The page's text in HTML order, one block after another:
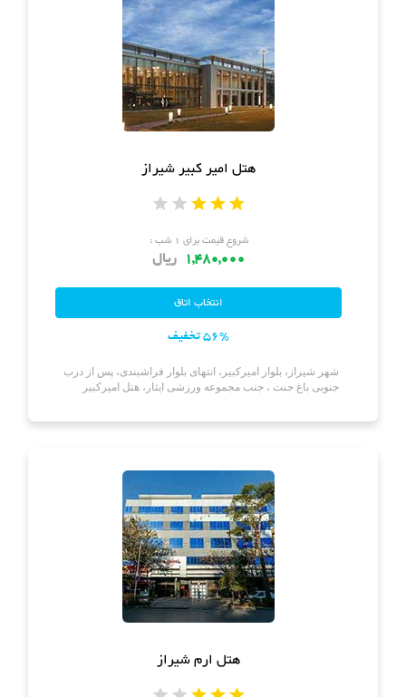
هتل امیر کبیر شیراز
شروع قیمت برای ۱ شب :
1,480,000 ریال
56% تخفیف
شهر شیراز، بلوار امیرکبیر، انتهای بلوار فراشبندی، پس از درب
جنوبی باغ جنت ، جنب مجموعه ورزشی ایثار، هتل امیرکبیر
هتل ارم شیراز